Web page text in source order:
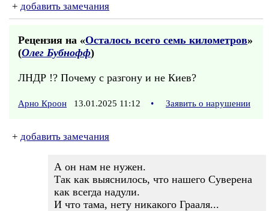
+ добавить замечания
Рецензия на «Осталось всего семь километров»
(Олег Бубнофф)
ЛНДР !? Почему с разгону и не Киев?
Арно Кроон 13.01.2025 11:12 • Заявить о нарушении
+ добавить замечания
А он нам не нужен.
Так как выяснилось, что нашего Суверена
как всегда надули.
И что тама, нету никакого Грааля...